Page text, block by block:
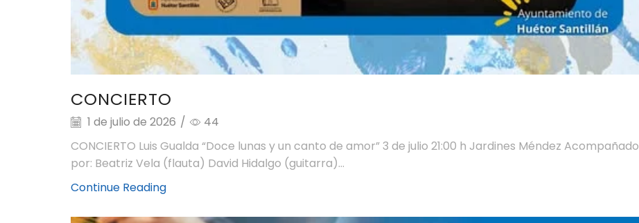
CONCIERTO
1 de julio de 2026 /
44
CONCIERTO Luis Gualda “Doce lunas y un canto de amor” 3 de julio 21:00 h Jardines Méndez Acompañado
por: Beatriz Vela (flauta) David Hidalgo (guitarra)...
Continue Reading